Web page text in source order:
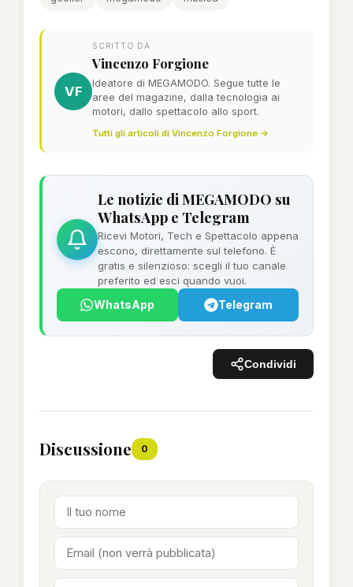
VF
SCRITTO DA
Vincenzo Forgione
Ideatore di MEGAMODO. Segue tutte le
aree del magazine, dalla tecnologia ai
motori, dallo spettacolo allo sport.
Tutti gli articoli di Vincenzo Forgione →
Le notizie di MEGAMODO su
WhatsApp e Telegram
Ricevi Motori, Tech e Spettacolo appena
escono, direttamente sul telefono. È
gratis e silenzioso: scegli il tuo canale
preferito ed esci quando vuoi.
WhatsApp Telegram
Condividi
Discussione 0